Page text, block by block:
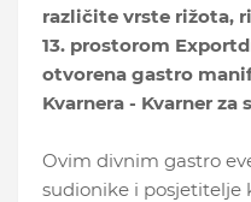
različite vrste rižota,
13. prostorom
otvorena gastro
Kvarnera - Kvarner za
Ovim divnim gastro
sudionike i posjetitelje